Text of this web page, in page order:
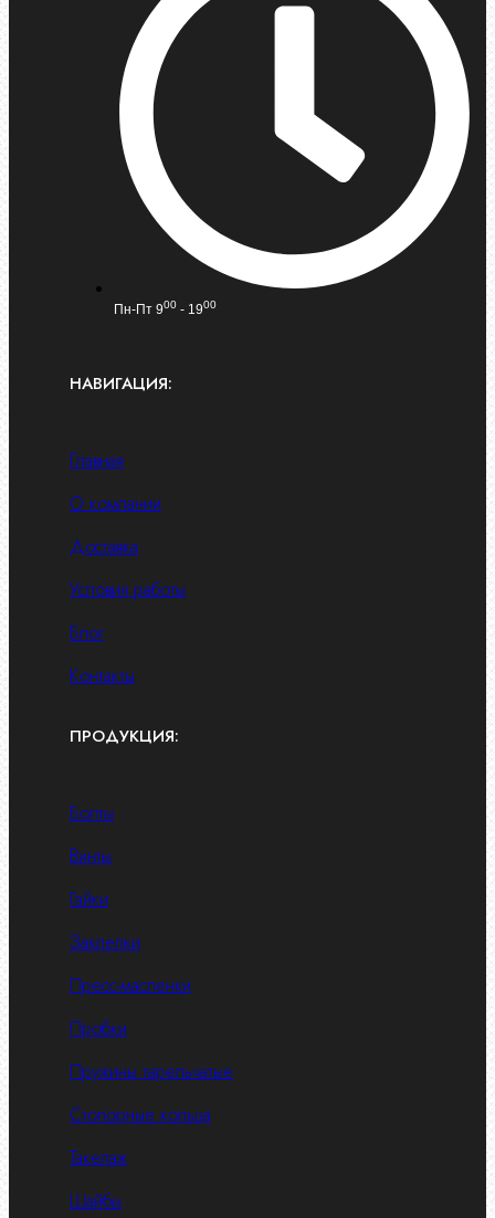
Пн-Пт 900 - 1900
НАВИГАЦИЯ:
Главная
О компании
Доставка
Условия работы
Блог
Контакты
ПРОДУКЦИЯ:
Болты
Винты
Гайки
Заклепки
Пресс-масленки
Пробки
Пружины тарельчатые
Стопорные кольца
Такелаж
Шайбы